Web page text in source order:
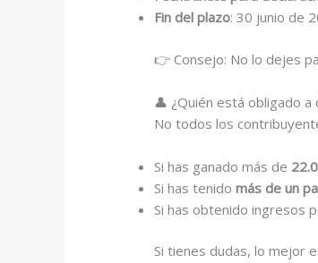
Fin del plazo: 30 junio de
👉 Consejo: No lo dejes
👤 ¿Quién está obligado a
No todos los
Si has ganado más de
Si has tenidomás de un
Si has obtenido ingresos
Si tienes dudas, lo mejor